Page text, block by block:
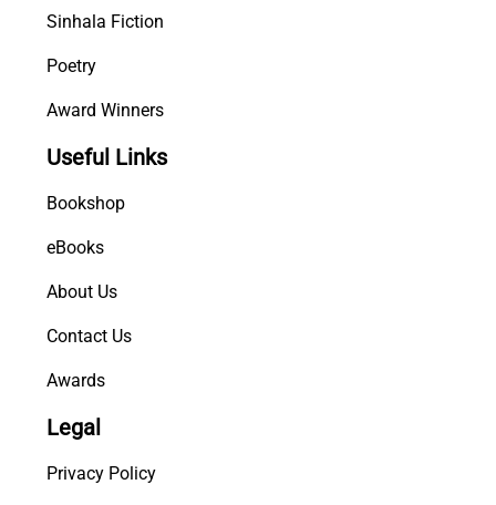
Sinhala Fiction
Poetry
Award Winners
Useful Links
Bookshop
eBooks
About Us
Contact Us
Awards
Legal
Privacy Policy